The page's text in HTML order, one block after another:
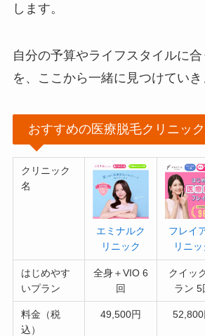
します。
自分の予算やライフスタイルに
を、ここから一緒に見つけていき
おすすめの医療脱毛クリニック
クリニック
名
エミナルク
リニック
フレイ
リニッ
はじめやす
いプラン
全身＋VIO 6
回
クイッ
ラン 5
料金（税
込）
49,500円 52,800